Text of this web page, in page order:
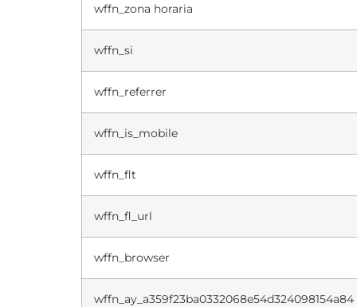
wffn_zona horaria
wffn_si
wffn_referrer
wffn_is_mobile
wffn_flt
wffn_fl_url
wffn_browser
wffn_ay_a359f23ba0332068e54d324098154a84